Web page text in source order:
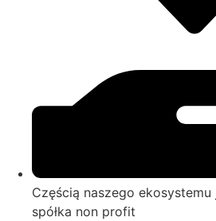
Częścią naszego
spółka non profit